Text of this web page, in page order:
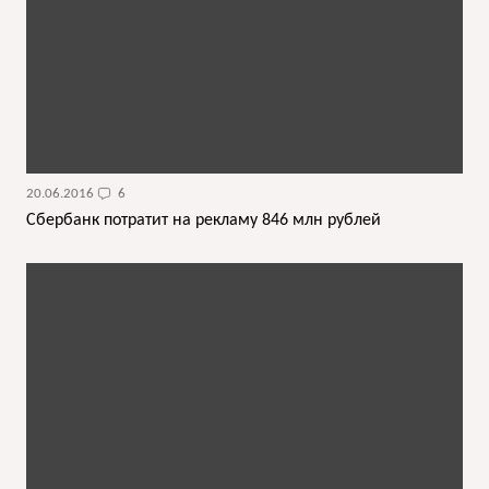
20.06.2016 6
Сбербанк потратит на рекламу 846 млн рублей